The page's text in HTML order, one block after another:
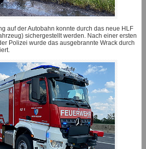
auf der Autobahn konnte durch das neue HLF
sichergestellt werden. Nach einer ersten
Polizei wurde das ausgebrannte Wrack durch